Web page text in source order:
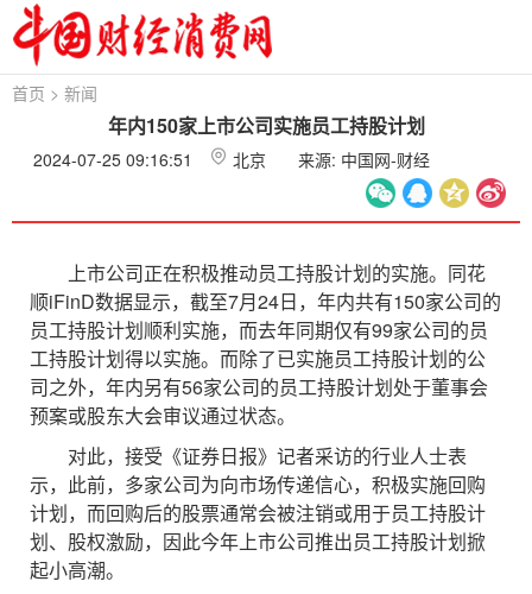
首页 > 新闻
年内150家上市公司实施员工持股计划
2024-07-25 09:16:51 北京 来源: 中国网-财经
上市公司正在积极推动员工持股计划的实施。同花
顺iFinD数据显示，截至7月24日，年内共有150家公司的
员工持股计划顺利实施，而去年同期仅有99家公司的员
工持股计划得以实施。而除了已实施员工持股计划的公
司之外，年内另有56家公司的员工持股计划处于董事会
预案或股东大会审议通过状态。
对此，接受《证券日报》记者采访的行业人士表
示，此前，多家公司为向市场传递信心，积极实施回购
计划，而回购后的股票通常会被注销或用于员工持股计
划、股权激励，因此今年上市公司推出员工持股计划掀
起小高潮。